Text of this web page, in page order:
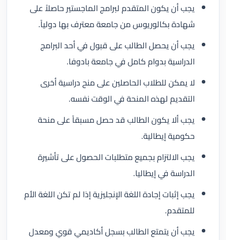
يجب أن يكون المتقدم لبرامج الماجستير حاصلاً على
شهادة بكالوريوس من جامعة معترف بها دولياً.
يجب أن يحصل الطالب على قبول في أحد البرامج
الدراسية بدوام كامل في جامعة بادوفا.
لا يمكن للطلاب الحاصلين على منح دراسية أخرى
التقديم لهذه المنحة في الوقت نفسه.
يجب ألا يكون الطالب قد حصل مسبقاً على منحة
حكومية إيطالية.
يجب الالتزام بجميع متطلبات الحصول على تأشيرة
الدراسة في إيطاليا.
يجب إثبات إجادة اللغة الإنجليزية إذا لم تكن اللغة الأم
للمتقدم.
يجب أن يتمتع الطالب بسجل أكاديمي قوي ومعدل